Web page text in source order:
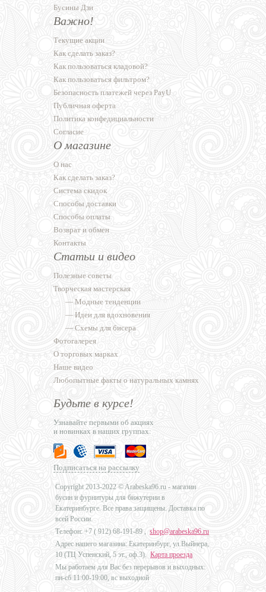
Бусины Дзи
Важно!
Текущие акции
Как сделать заказ?
Как пользоваться кладовой?
Как пользоваться фильтром?
Безопасность платежей через PayU
Публичная оферта
Политика конфедициальности
Согласие
О магазине
О нас
Как сделать заказ?
Система скидок
Способы доставки
Способы оплаты
Возврат и обмен
Контакты
Статьи и видео
Полезные советы
Творческая мастерская
— Модные тенденции
— Идеи для вдохновения
— Схемы для бисера
Фотогалерея
О торговых марках
Наше видео
Любопытные факты о натуральных камнях
Будьте в курсе!
Узнавайте первыми об акциях
и новинках в наших группах:
Подписаться на рассылку
Copyright 2013-2022 © Arabeska96.ru - магазин
бусин и фурнитуры для бижутерии в
Екатеринбурге. Все права защищены. Доставка по
всей России.
Телефон: +7 ( 912) 68-191-89 , shop@arabeska96.ru
Адрес нашего магазина: Екатеринбург, ул.Выйнера,
10 (ТЦ Успенский, 5 эт., оф.3). Карта проезда
Мы работаем для Вас без перерывов и выходных:
пн-сб 11:00-19:00, вс выходной